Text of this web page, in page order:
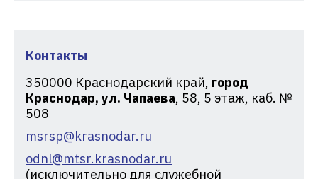
Контакты
350000 Краснодарский край, город
Краснодар, ул. Чапаева, 58, 5 этаж, каб. №
508
msrsp@krasnodar.ru
odnl@mtsr.krasnodar.ru
(исключительно для служебной